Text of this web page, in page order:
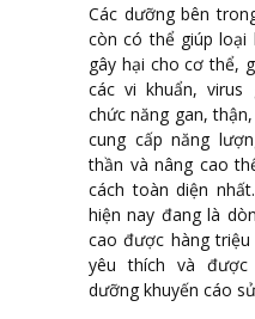
Các dưỡng bên
còn có thể giúp
gây hại cho cơ thể,
các vi khuẩn, virus
chức năng gan,
cung cấp năng
thần và nâng cao
cách toàn diện
hiện nay đang là
cao được hàng
yêu thích và được
dưỡng khuyến cáo